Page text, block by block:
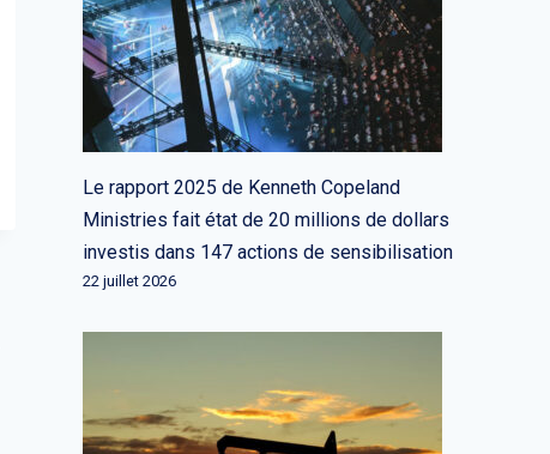
Le rapport 2025 de Kenneth Copeland
Ministries fait état de 20 millions de dollars
investis dans 147 actions de sensibilisation
22 juillet 2026